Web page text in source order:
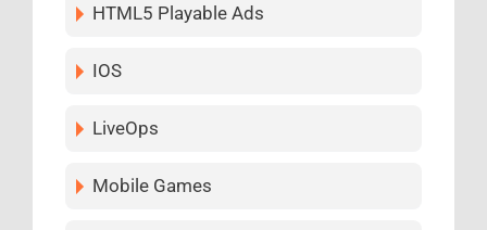
HTML5 Playable Ads
IOS
LiveOps
Mobile Games